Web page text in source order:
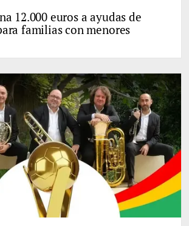
12.000 euros a ayudas de
familias con menores